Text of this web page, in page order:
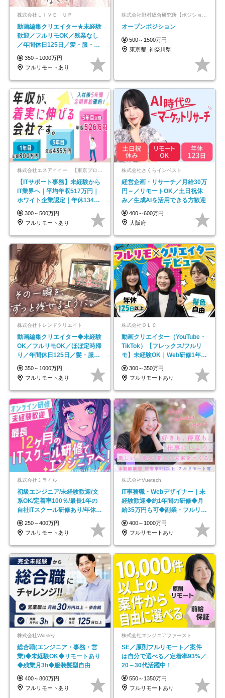
株式会社ＬＩＶＥ ＵＰ
動画編集クリエイター★未経験
歓迎／フルリモOK／残業なし
／年間休日125日／髪・服・ネ
イル自由／研修充実で安心
350～1000万円
フルリモートあり
オープンポジション
500～1500万円
東京都_神奈川県
【ITサポート事務】未経験から
IT業界へ｜平均年収517万円｜
ホワイト企業認定｜年休134日
｜リモートOK
300～500万円
フルリモートあり
株式会社さくらインベスト
経営企画・リサーチ／月給30万
円～／リモートOK／土日祝休
み／生成AIを活用できる方歓迎
400～600万円
大阪府
株式会社トレンドクリエイト
動画編集クリエイター◆未経験
OK／フルリモOK／ほぼ定時帰
り／年間休日125日／髪・服・
ネイル自由／副業OK
350～1000万円
フルリモートあり
株式会社ＯＬＣ
動画クリエイター（YouTube・
TikTok）【フレックス/フルリ
モ】未経験OK｜Web研修1年間
｜副業OK
300～350万円
フルリモートあり
株式会社ミライル
初級エンジニア/未経験歓迎/文
系OK/定着率100％/最長1年の
自社ITスクール研修あり/年休
130日
250～400万円
フルリモートあり
株式会社Vuetech
IT事務職・Webデザイナー｜未
経験歓迎◆約1年間の研修◆月
給35万円も可◆副業・フルリモ
ート可◆年休126日
400～1000万円
フルリモートあり
株式会社Widsley
総合職(エンジニア・事務・営
業)◆未経験OK◆リモートあり
◆残業月3h◆服装髪型自由
400～800万円
フルリモートあり
株式会社エンジニアファースト
SE／原則フルリモート／案件
は自分で選べる／定着率93%／
20～30代活躍中！
550～1350万円
フルリモートあり